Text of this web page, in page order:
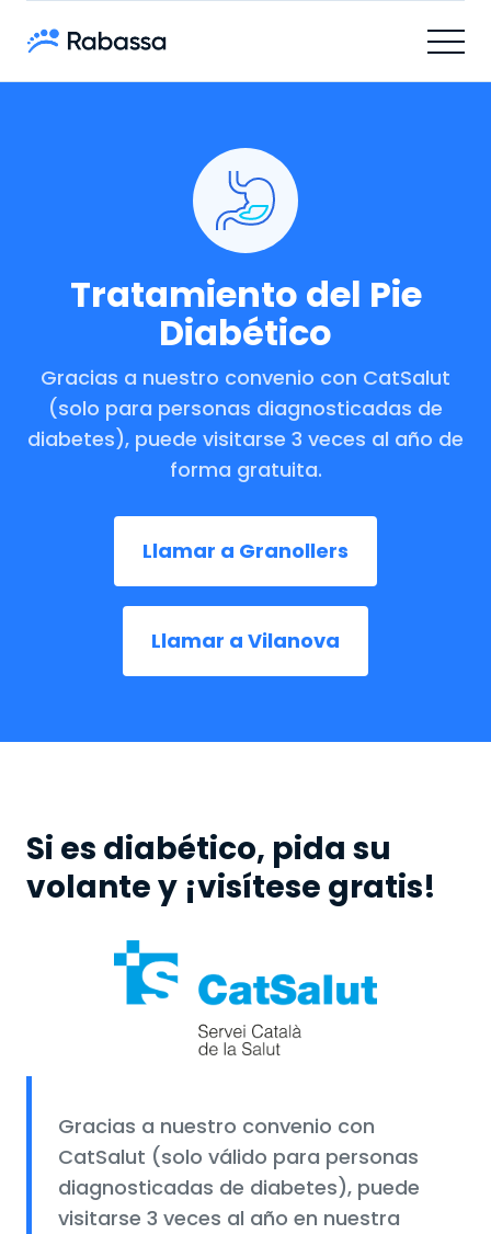
Tratamiento del Pie
Diabético
Gracias a nuestro convenio con CatSalut
(solo para personas diagnosticadas de
diabetes), puede visitarse 3 veces al año de
forma gratuita.
Llamar a Granollers
Llamar a Vilanova
Si es diabético, pida su
volante y ¡visítese gratis!
Gracias a nuestro convenio con
CatSalut (solo válido para personas
diagnosticadas de diabetes), puede
visitarse 3 veces al año en nuestra